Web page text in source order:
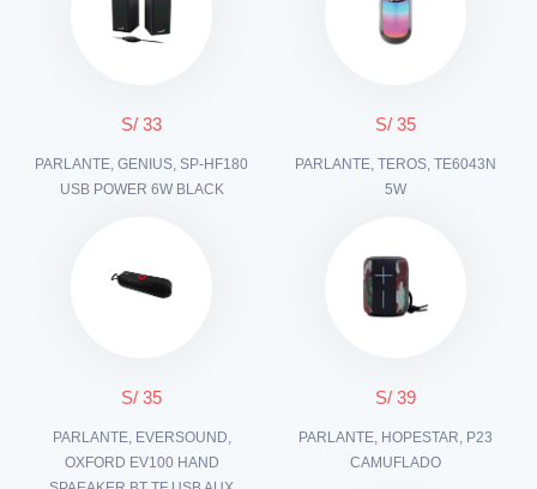
S/ 33
PARLANTE, GENIUS, SP-HF180
USB POWER 6W BLACK
S/ 35
PARLANTE, TEROS, TE6043N
5W
S/ 35
PARLANTE, EVERSOUND,
OXFORD EV100 HAND
S/ 39
PARLANTE, HOPESTAR, P23
CAMUFLADO